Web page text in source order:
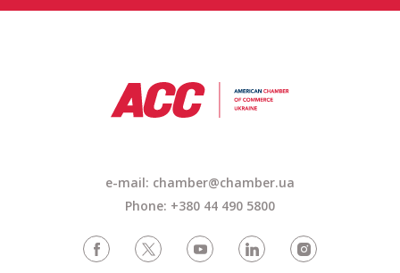
e-mail: chamber@chamber.ua
Phone: +380 44 490 5800